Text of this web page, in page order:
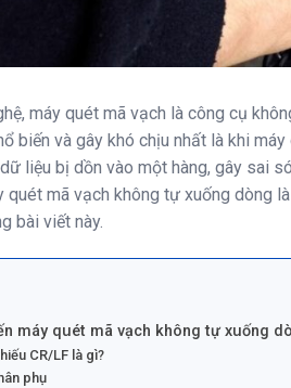
máy quét mã vạch là công cụ
biến và gây khó chịu nhất là khi
liệu bị dồn vào một hàng, gây sai
quét mã vạch không tự xuống dòng
bài viết này.
máy quét mã vạch không tự xuống
CR/LF là gì?
phụ